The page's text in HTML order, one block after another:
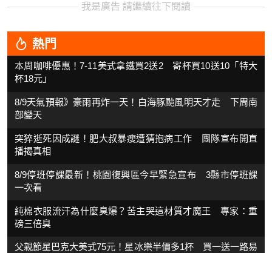
我是廣告 請繼續往下閱讀
熱門
本周咖啡優惠！7-11美式拿鐵買2送2 寄杯買10送10「特大
杯18元」
8/9天氣預報》豪雨再炸一天！白海豚颱風明天才走 下周南
部變天
突猝逝死因成謎！肥大叔暴瘦遭猜抱病工作 團隊宣布開直
播揭真相
8/9停班停課最新！桃園復興區今早緊急宣布 3縣市停班課
一次看
純棉衣服流汗為什麼臭爆？苦主哭這材質才魔王 專家：重
磅三倍臭
父親節星巴克大美式75元！星冰樂半價多1杯 買一送一路易